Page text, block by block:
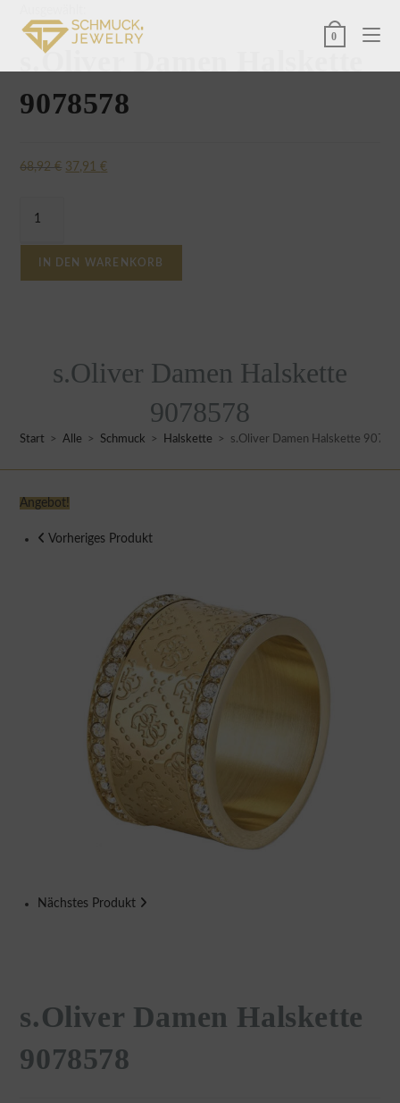
0
s.Oliver Damen Halskette
9078578
68,92€ 37,91€
IN DEN WARENKORB
s.Oliver Damen Halskette
9078578
Start > Alle > Schmuck > Halskette > s.Oliver Damen Halskette
Angebot!
Vorheriges Produkt
Nächstes Produkt
s.Oliver Damen Halskette
9078578